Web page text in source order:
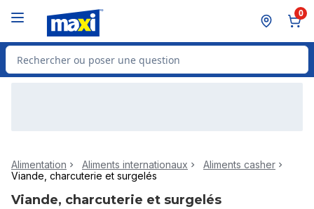
0
Rechercher des produits
Alimentation Aliments internationaux
Aliments casher
Viande, charcuterie et surgelés
Viande, charcuterie et surgelés